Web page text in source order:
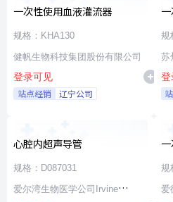
一次性使用血液灌流器
规格：KHA130
健帆生物科技集团股份有限公司
登录可见
站点经销 辽宁公司
规
苏
登
心腔内超声导管
规格：D087031
爱尔湾生物医学公司Irvine
规
爱